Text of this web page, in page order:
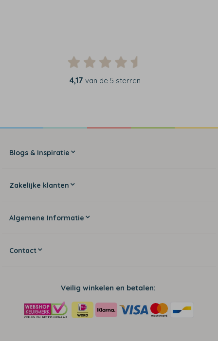
4,17 van de 5 sterren
Blogs & Inspiratie
Zakelijke klanten
Algemene Informatie
Contact
Veilig winkelen en betalen: